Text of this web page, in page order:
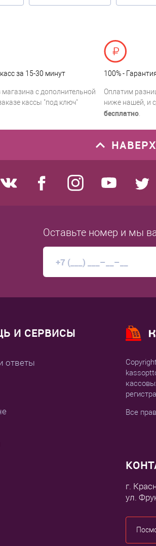
за 15-30 минут
с дополнительной
кассы "под ключ"
100% -
Оплатим
ниже нашей, и
бесплатно
НАВЕРХ
Оставьте номер и мы
И СЕРВИСЫ
ответы
Все
г.
ул.